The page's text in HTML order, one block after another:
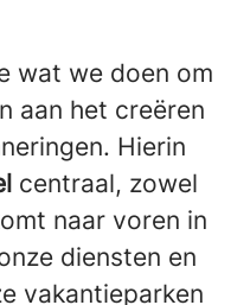
wat we doen om
aan het creëren
Hierin
centraal, zowel
naar voren in
diensten en
vakantieparken